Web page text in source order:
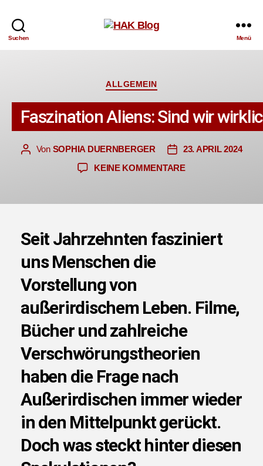
Suchen
Blog
Menü
Kategorien
ALLGEMEIN
Faszination Aliens: Sind wir
Beitragsautor
Von SOPHIA DUERNBERGER Veröffentlichungsdatum
23. APRIL 2024
KEINE KOMMENTAREZU
SIND
WIRKLICH
ALLEINE?
Seit Jahrzehnten fasziniert
uns Menschen die
Vorstellung von
außerirdischem Leben. Filme,
Bücher und zahlreiche
Verschwörungstheorien
haben die Frage nach
Außerirdischen immer wieder
in den Mittelpunkt gerückt.
Doch was steckt hinter diesen